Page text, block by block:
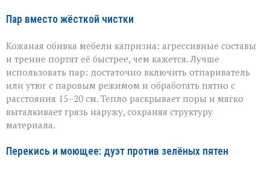
Пар вместо жёсткой чистки
Кожаная обивка мебели капризна: агрессивные составы
и трение портят её быстрее, чем кажется. Лучше
использовать пар: достаточно включить отпариватель
или утюг с паровым режимом и обработать пятно с
расстояния 15–20 см. Тепло раскрывает поры и мягко
выталкивает грязь наружу, сохраняя структуру
материала.
Перекись и моющее: дуэт против зелёных пятен